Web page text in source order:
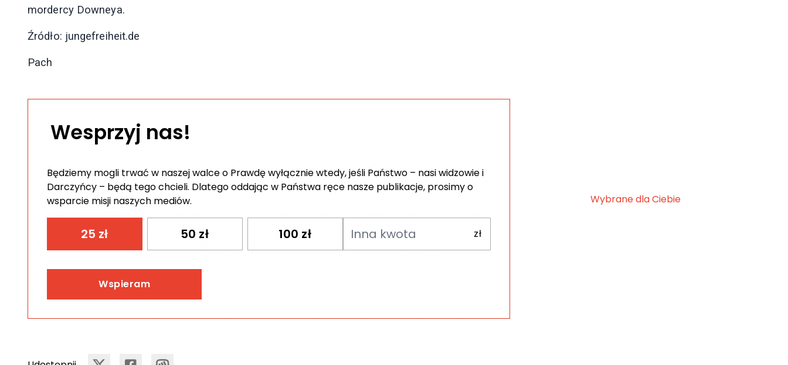
mordercy Downeya.
Źródło: jungefreiheit.de
Pach
Wesprzyj nas!
Będziemy mogli trwać w naszej walce o Prawdę wyłącznie wtedy, jeśli Państwo – nasi widzowie i
Darczyńcy – będą tego chcieli. Dlatego oddając w Państwa ręce nasze publikacje, prosimy o
wsparcie misji naszych mediów.
25 zł 50 zł 100 zł
Wspieram
Wybrane dla Ciebie